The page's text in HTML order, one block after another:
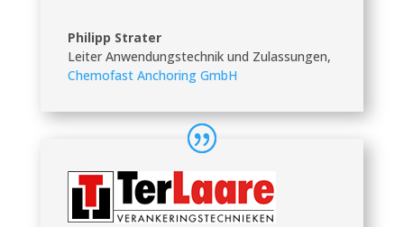
Philipp Strater
Leiter Anwendungstechnik und Zulassungen,
Chemofast Anchoring GmbH